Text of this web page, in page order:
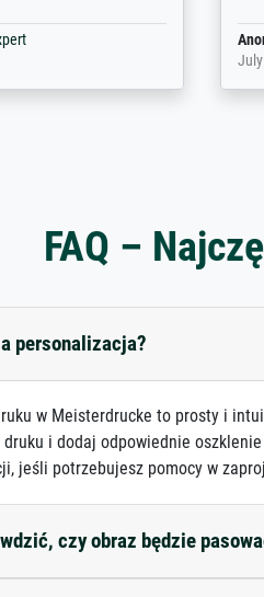
FAQ –
personalizacja?
w Meisterdrucke to prosty i
i dodaj odpowiednie
jeśli potrzebujesz pomocy w
czy obraz będzie